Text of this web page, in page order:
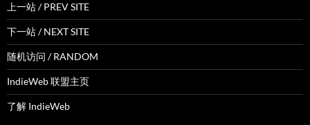
上一站 / PREV SITE
下一站 / NEXT SITE
随机访问 / RANDOM
IndieWeb 联盟主页
了解 IndieWeb